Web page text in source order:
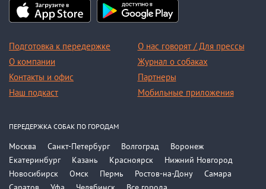
Подготовка к передержке
О компании
Контакты и офис
Наш подкаст
О нас говорят / Для прессы
Журнал о собаках
Партнеры
Мобильные приложения
ПЕРЕДЕРЖКА СОБАК ПО ГОРОДАМ
Москва Санкт-Петербург Волгоград
Воронеж
Екатеринбург
Казань Красноярск
Нижний Новгород
Новосибирск
Омск Пермь Ростов-на-Дону
Самара